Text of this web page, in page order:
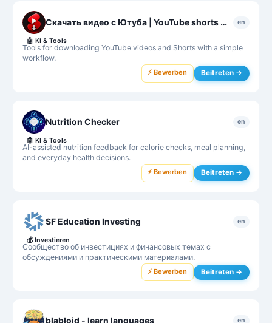
Скачать видео с Ютуба | YouTube shorts Downloader en
Tools for downloading YouTube videos and Shorts with a simple
workflow.
🤖 KI & Tools
⚡ Bewerben Beitreten →
Nutrition Checker en
AI-assisted nutrition feedback for calorie checks, meal planning,
and everyday health decisions.
🤖 KI & Tools
⚡ Bewerben Beitreten →
SF Education Investing en
Сообщество об инвестициях и финансовых темах с
обсуждениями и практическими материалами.
💰 Investieren
⚡ Bewerben Beitreten →
blabloid - learn languages en